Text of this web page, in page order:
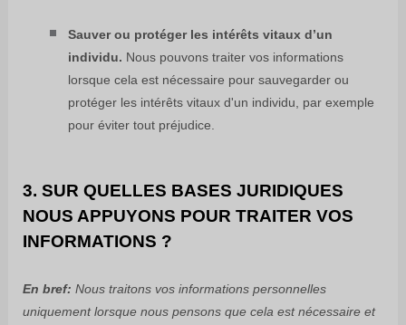
Sauver ou protéger les intérêts vitaux d’un
individu. Nous pouvons traiter vos informations
lorsque cela est nécessaire pour sauvegarder ou
protéger les intérêts vitaux d'un individu, par exemple
pour éviter tout préjudice.
3. SUR QUELLES BASES JURIDIQUES
NOUS APPUYONS POUR TRAITER VOS
INFORMATIONS ?
En bref:Nous traitons vos informations personnelles
uniquement lorsque nous pensons que cela est nécessaire et